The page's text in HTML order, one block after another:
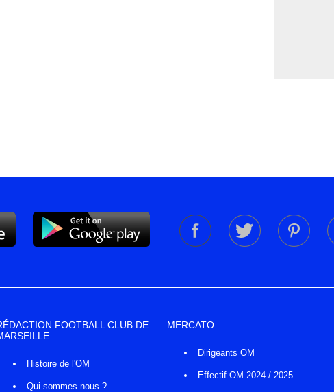
FOOTBALL CLUB DE
Histoire de l'OM
Qui sommes nous ?
MERCATO
Dirigeants OM
Effectif OM 2024 / 2025